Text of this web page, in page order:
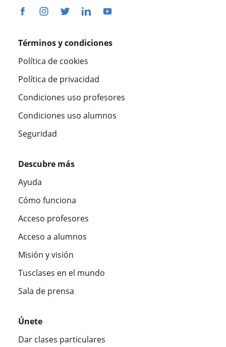
Términos y condiciones
Política de cookies
Política de privacidad
Condiciones uso profesores
Condiciones uso alumnos
Seguridad
Descubre más
Ayuda
Cómo funciona
Acceso profesores
Acceso a alumnos
Misión y visión
Tusclases en el mundo
Sala de prensa
Únete
Dar clases particulares